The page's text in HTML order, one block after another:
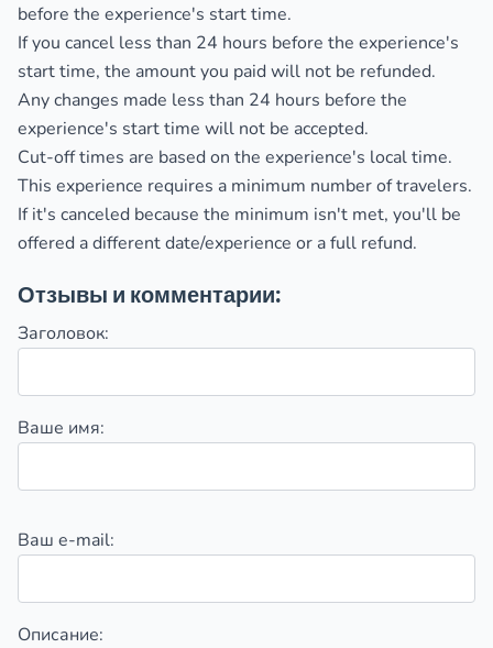
before the experience's start time.
If you cancel less than 24 hours before the experience's
start time, the amount you paid will not be refunded.
Any changes made less than 24 hours before the
experience's start time will not be accepted.
Cut-off times are based on the experience's local time.
This experience requires a minimum number of travelers.
If it's canceled because the minimum isn't met, you'll be
offered a different date/experience or a full refund.
Отзывы и комментарии:
Заголовок:
Ваше имя:
Ваш e-mail:
Описание: